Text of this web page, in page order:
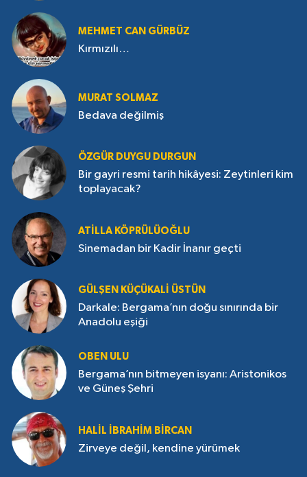
MEHMET CAN GÜRBÜZ
Kırmızılı…
MURAT SOLMAZ
Bedava değilmiş
ÖZGÜR DUYGU DURGUN
Bir gayri resmi tarih hikâyesi: Zeytinleri kim
toplayacak?
ATILLA KÖPRÜLÜOĞLU
Sinemadan bir Kadir İnanır geçti
GÜLŞEN KÜÇÜKALI ÜSTÜN
Darkale: Bergama’nın doğu sınırında bir
Anadolu eşiği
OBEN ULU
Bergama’nın bitmeyen isyanı: Aristonikos
ve Güneş Şehri
HALIL İBRAHIM BIRCAN
Zirveye değil, kendine yürümek